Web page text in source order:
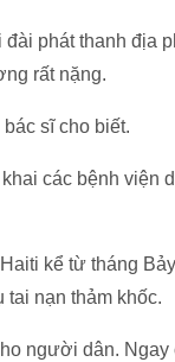
phát thanh địa
rất nặng.
sĩ cho biết.
các bệnh viện
kể từ tháng
tai nạn thảm khốc.
người dân. Ngay